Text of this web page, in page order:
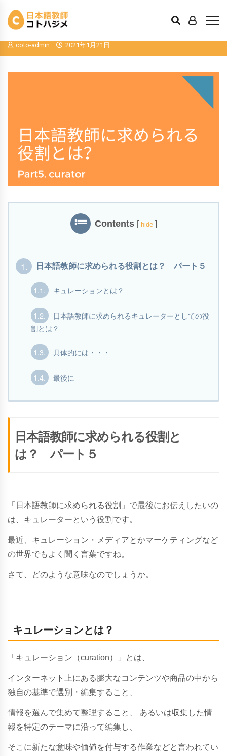
日本語教師に求められる役割とは？パー
ト５
coto-admin 2021年1月21日
Contents [ hide ]
1. 日本語教師に求められる役割とは？ パート５
1.1. キュレーションとは？
1.2.
日本語教師に求められるキュレーターとしての役
割とは？
1.3. 具体的には・・・
1.4. 最後に
日本語教師に求められる役割と
は？ パート５
「日本語教師に求められる役割」で最後にお伝えしたいの
は、キュレーターという役割です。
最近、キュレーション・メディアとかマーケティングなど
の世界でもよく聞く言葉ですね。
さて、どのような意味なのでしょうか。
キュレーションとは？
「 キュレーション （curation） 」とは、
インターネット上にある膨大なコンテンツや商品の中から
独自の基準で選別・編集すること、
情報を選んで集めて整理すること、 あるいは収集した情
報を特定のテーマに沿って編集し、
そこに新たな意味や価値を付与する作業などと言われてい